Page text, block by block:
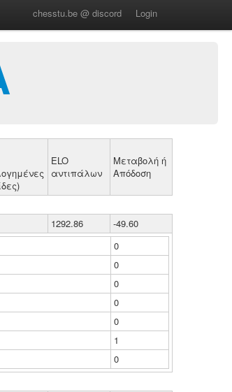
chesstu.be @ discord Login
ELO
αντιπάλων
Μεταβολή ή
Απόδοση
1292.86
-49.60
0
0
0
0
0
1
0